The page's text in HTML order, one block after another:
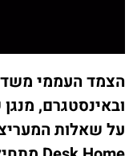
הצמד העממי
ובאינסטגרם,